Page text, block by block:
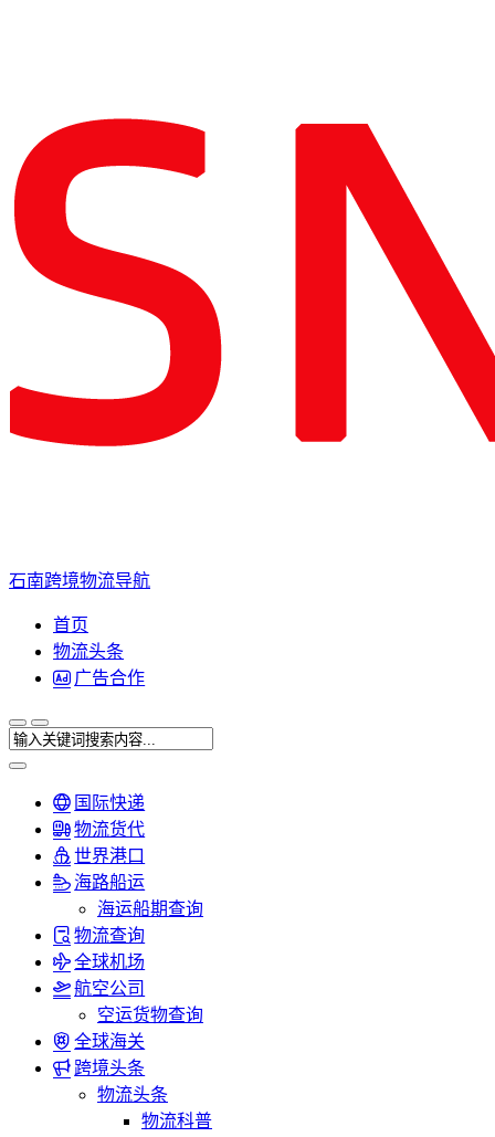
石南跨境物流导航
首页
物流头条
广告合作
国际快递
物流货代
世界港口
海路船运
海运船期查询
物流查询
全球机场
航空公司
空运货物查询
全球海关
跨境头条
物流头条
物流科普